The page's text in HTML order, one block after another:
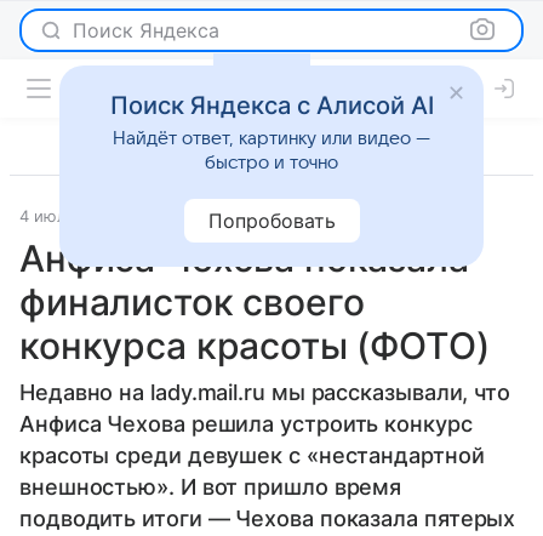
Поиск Яндекса
4 июля 2013 Светская жизнь
Анфиса Чехова показала
финалисток своего
конкурса красоты (ФОТО)
Недавно на lady.mail.ru мы рассказывали, что
Анфиса Чехова решила устроить конкурс
красоты среди девушек с «нестандартной
внешностью». И вот пришло время
подводить итоги — Чехова показала пятерых
Поиск Яндекса с Алисой AI
Найдёт ответ, картинку или видео —
быстро и точно
Попробовать